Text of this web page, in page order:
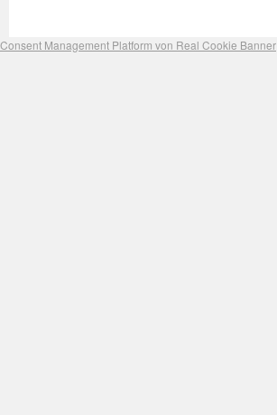
Consent Management Platform von Real Cookie Banner